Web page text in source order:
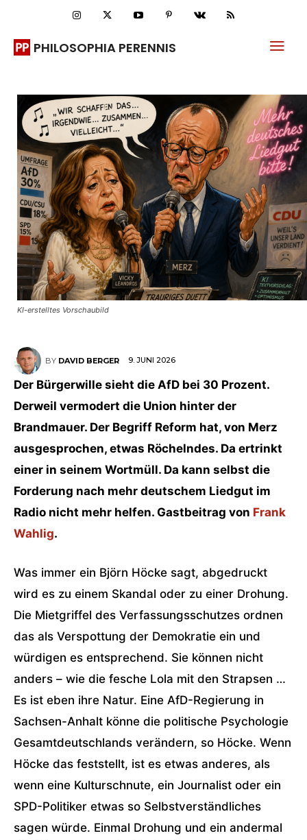
PHILOSOPHIA PERENNIS
KI-erstelltes Vorschaubild
BY DAVID BERGER 9. JUNI 2026
Der Bürgerwille sieht die AfD bei 30 Prozent.
Derweil vermodert die Union hinter der
Brandmauer. Der Begriff Reform hat, von Merz
ausgesprochen, etwas Röchelndes. Da ertrinkt
einer in seinem Wortmüll. Da kann selbst die
Forderung nach mehr deutschem Liedgut im
Radio nicht mehr helfen. Gastbeitrag von Frank
Wahlig.
Was immer ein Björn Höcke sagt, abgedruckt
wird es zu einem Skandal oder zu einer Drohung.
Die Mietgriffel des Verfassungsschutzes ordnen
das als Verspottung der Demokratie ein und
würdigen es entsprechend. Sie können nicht
anders – wie die fesche Lola mit den Strapsen …
Es ist eben ihre Natur. Eine AfD-Regierung in
Sachsen-Anhalt könne die politische Psychologie
Gesamtdeutschlands verändern, so Höcke. Wenn
Höcke das feststellt, ist es etwas anderes, als
wenn eine Kulturschnute, ein Journalist oder ein
SPD-Politiker etwas so Selbstverständliches
sagen würde. Einmal Drohung und ein andermal